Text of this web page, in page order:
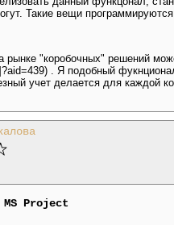
Такие вещи
"коробочных" решений
. Я подобный
учет делается для каждой
MS Project